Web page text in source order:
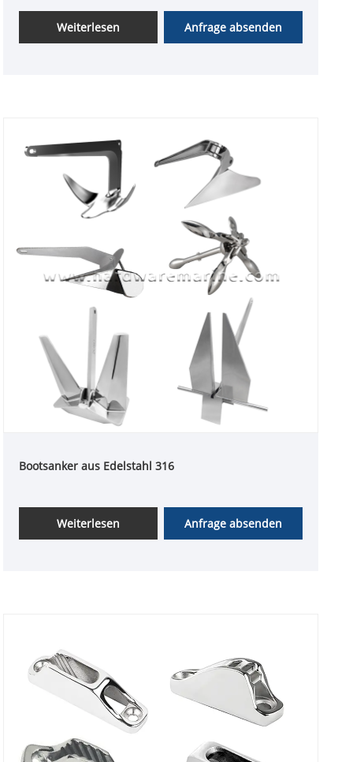
Weiterlesen Anfrage absenden
Bootsanker aus Edelstahl 316
Weiterlesen Anfrage absenden